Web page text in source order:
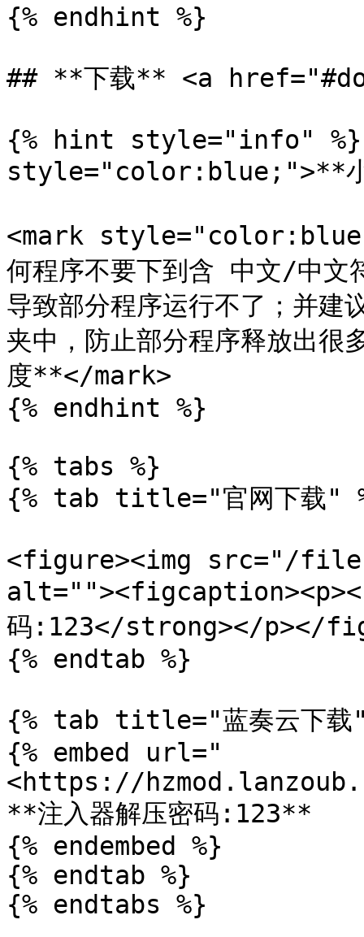
{% endhint %}
## **下载** <a
{% hint style="info" %}
style="color:blue;">**小
<mark
何程序不要下到含 中文/中文
导致部分程序运行不了；并建
夹中，防止部分程序释放出很
度**</mark>
{% endhint %}
{% tabs %}
{% tab title="官网下载"
<figure><img src="/files/
码:123</strong></p></
{% endtab %}
{% tab title="蓝奏云下载
{% embed url="
<https://
**注入器解压密码:123**
{% endembed %}
{% endtab %}
{% endtabs %}